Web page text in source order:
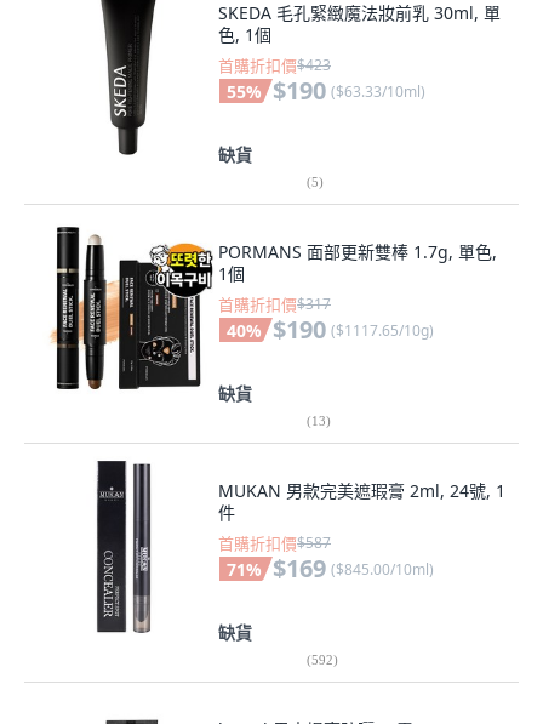
SKEDA 毛孔緊緻魔法妝前乳 30ml, 單
色, 1個
首購折扣價$423
55% $190 ($63.33/10ml)
缺貨
(5)
PORMANS 面部更新雙棒 1.7g, 單色,
1個
首購折扣價$317
40% $190 ($1117.65/10g)
缺貨
(13)
MUKAN 男款完美遮瑕膏 2ml, 24號, 1
件
首購折扣價$587
71% $169 ($845.00/10ml)
缺貨
(592)